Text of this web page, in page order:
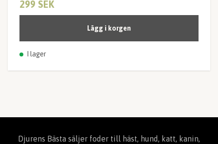
299 SEK
Lägg i korgen
I lager
Djurens Bästa säljer foder till häst, hund, katt, kanin,